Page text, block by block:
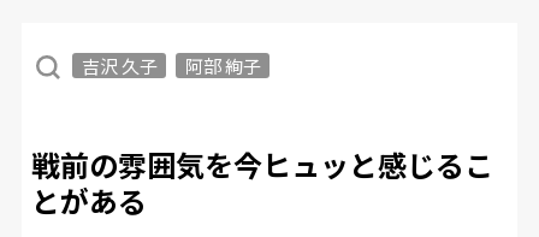
吉沢 久子 阿部 絢子
戦前の雰囲気を今ヒュッと感じるこ
とがある